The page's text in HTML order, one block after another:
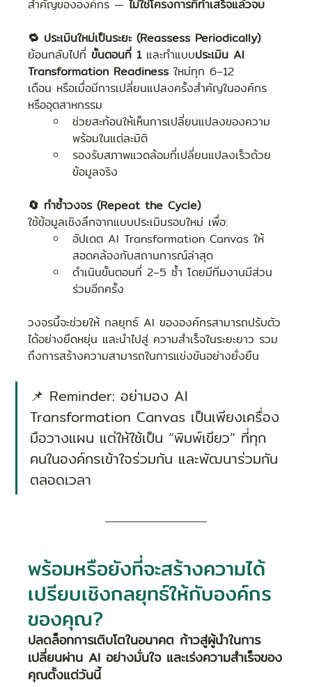
สำคัญขององค์กร — ไม่ใช่โครงการที่ทำเสร็จแล้วจบ
🔁 ประเมินใหม่เป็นระยะ (Reassess Periodically)
ย้อนกลับไปที่ ขั้นตอนที่ 1 และทำแบบประเมิน AI
Transformation Readiness ใหม่ทุก 6–12
เดือน หรือเมื่อมีการเปลี่ยนแปลงครั้งสำคัญในองค์กร
หรืออุตสาหกรรม
ช่วยสะท้อนให้เห็นการเปลี่ยนแปลงของความ
พร้อมในแต่ละมิติ
รองรับสภาพแวดล้อมที่เปลี่ยนแปลงเร็วด้วย
ข้อมูลจริง
🔄 ทำซ้ำวงจร (Repeat the Cycle)
ใช้ข้อมูลเชิงลึกจากแบบประเมินรอบใหม่ เพื่อ:
อัปเดต AI Transformation Canvas ให้
สอดคล้องกับสถานการณ์ล่าสุด
ดำเนินขั้นตอนที่ 2–5 ซ้ำ โดยมีทีมงานมีส่วน
ร่วมอีกครั้ง
วงจรนี้จะช่วยให้ กลยุทธ์ AI ขององค์กรสามารถปรับตัว
ได้อย่างยืดหยุ่น และนำไปสู่ ความสำเร็จในระยะยาว รวม
ถึงการสร้างความสามารถในการแข่งขันอย่างยั่งยืน
📌 Reminder: อย่ามอง AI
Transformation Canvas เป็นเพียงเครื่อง
มือวางแผน แต่ให้ใช้เป็น “พิมพ์เขียว” ที่ทุก
คนในองค์กรเข้าใจร่วมกัน และพัฒนาร่วมกัน
ตลอดเวลา
พร้อมหรือยังที่จะสร้างความได้
เปรียบเชิงกลยุทธ์ให้กับองค์กร
ของคุณ?
ปลดล็อกการเติบโตในอนาคต ก้าวสู่ผู้นำในการ
เปลี่ยนผ่าน AI อย่างมั่นใจ และเร่งความสำเร็จของ
คุณตั้งแต่วันนี้